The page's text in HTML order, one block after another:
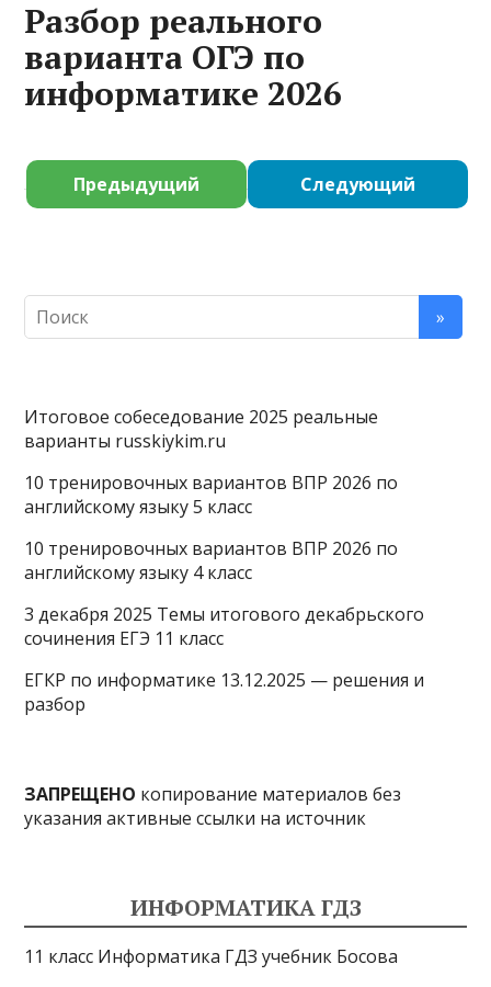
Разбор реального
варианта ОГЭ по
информатике 2026
Предыдущий Следующий
Итоговое собеседование 2025 реальные
варианты russkiykim.ru
10 тренировочных вариантов ВПР 2026 по
английскому языку 5 класс
10 тренировочных вариантов ВПР 2026 по
английскому языку 4 класс
3 декабря 2025 Темы итогового декабрьского
сочинения ЕГЭ 11 класс
ЕГКР по информатике 13.12.2025 — решения и
разбор
ЗАПРЕЩЕНО копирование материалов без
указания активные ссылки на источник
ИНФОРМАТИКА ГДЗ
11 класс Информатика ГДЗ учебник Босова